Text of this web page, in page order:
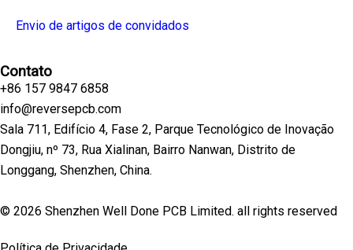
Envio de artigos de convidados
Contato
+86 157 9847 6858
info@reversepcb.com
Sala 711, Edifício 4, Fase 2, Parque Tecnológico de Inovação
Dongjiu, nº 73, Rua Xialinan, Bairro Nanwan, Distrito de
Longgang, Shenzhen, China.
© 2026 Shenzhen Well Done PCB Limited. all rights reserved